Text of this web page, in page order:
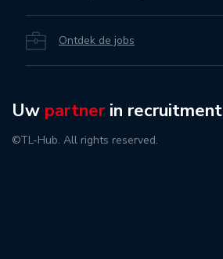
Ontdek de jobs
Uw partner in recruitment
©TL-Hub. All rights reserved.